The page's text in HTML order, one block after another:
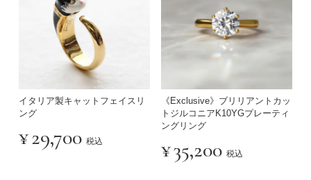
イタリア製キャットフェイスリ
ング
¥29,700 税込
《Exclusive》ブリリアントカッ
トジルコニアK10YGプレーティ
ングリング
¥35,200 税込